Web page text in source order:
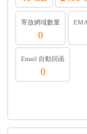
寄放網域數量
0
Email 自動回函
0